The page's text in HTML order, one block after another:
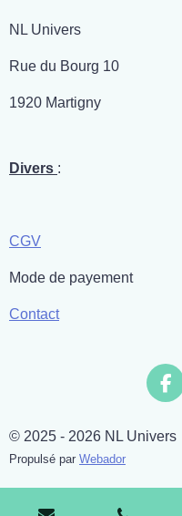
NL Univers
Rue du Bourg 10
1920 Martigny
Divers :
CGV
Mode de payement
Contact
F
e
© 2025 - 2026 NL Univers
Propulsé par Webador